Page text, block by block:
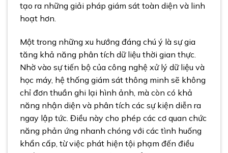
tạo ra những giải pháp giám sát toàn diện và linh
hoạt hơn.
Một trong những xu hướng đáng chú ý là sự gia
tăng khả năng phân tích dữ liệu thời gian thực.
Nhờ vào sự tiến bộ của công nghệ xử lý dữ liệu và
học máy, hệ thống giám sát thông minh sẽ không
chỉ đơn thuần ghi lại hình ảnh, mà còn có khả
năng nhận diện và phân tích các sự kiện diễn ra
ngay lập tức. Điều này cho phép các cơ quan chức
năng phản ứng nhanh chóng với các tình huống
khẩn cấp, từ việc phát hiện tội phạm đến điều